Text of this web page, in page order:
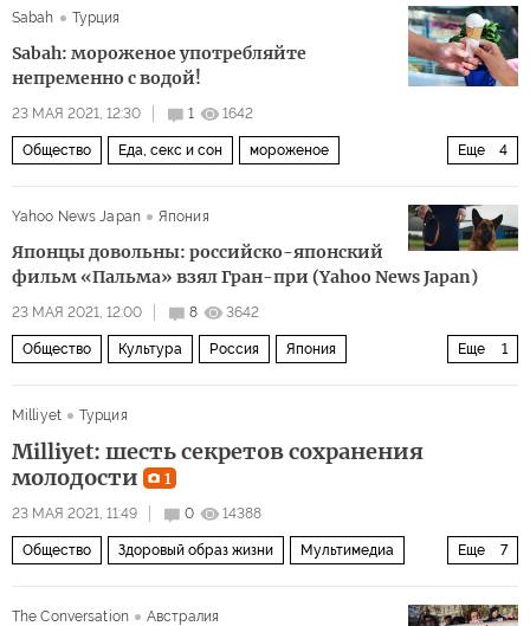
Sabah Турция
Sabah: мороженое употребляйте
непременно с водой!
23 МАЯ 2021, 12:30 1 1642
Еще 4
Общество Еда, секс и сон мороженое
Yahoo News Japan
Япония
Японцы довольны: российско-японский
фильм «Пальма» взял Гран-при (Yahoo News Japan)
23 МАЯ 2021, 12:00 8 3642
Еще 1
Общество Культура Россия Япония
Milliyet
Турция
Milliyet: шесть секретов сохранения
молодости
1
23 МАЯ 2021, 11:49 0 14388
Еще 7
Общество Здоровый образ жизни Мультимедиа
The Conversation Австралия